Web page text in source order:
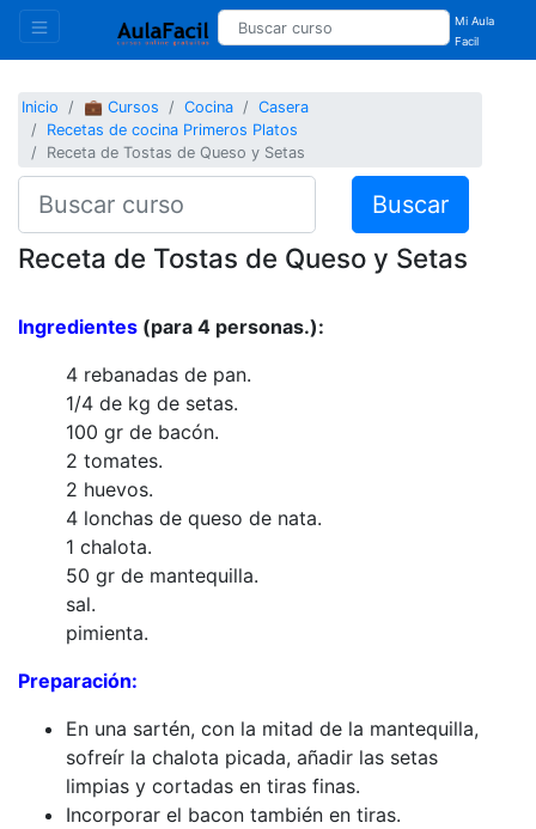
Mi Aula
Facil
Inicio 💼 Cursos Cocina
Casera
Recetas de cocina Primeros Platos
Receta de Tostas de Queso y Setas
Buscar
Receta de Tostas de Queso y Setas
Ingredientes (para 4 personas.):
4 rebanadas de pan.
1/4 de kg de setas.
100 gr de bacón.
2 tomates.
2 huevos.
4 lonchas de queso de nata.
1 chalota.
50 gr de mantequilla.
sal.
pimienta.
Preparación:
En una sartén, con la mitad de la mantequilla,
sofreír la chalota picada, añadir las setas
limpias y cortadas en tiras finas.
Incorporar el bacon también en tiras.